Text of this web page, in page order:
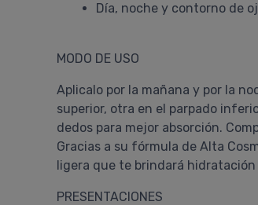
Día, noche y contorno de
MODO DE USO
Aplicalo por la mañana y por la
superior, otra en el parpado
dedos para mejor absorción.
Gracias a su fórmula de Alta
ligera que te brindará
PRESENTACIONES